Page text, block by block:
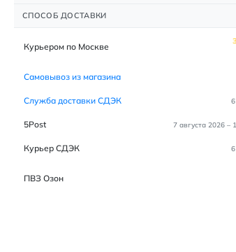
СПОСОБ ДОСТАВКИ
Курьером по Москве
Самовывоз из магазина
Служба доставки СДЭК
5Post 7 августа 2026 –
Курьер СДЭК
ПВЗ Озон